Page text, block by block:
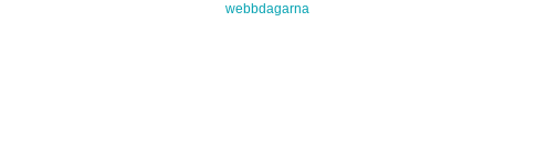
webbdagarna